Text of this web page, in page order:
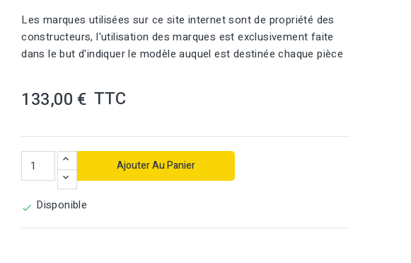
Les marques utilisées sur ce site internet sont de propriété des
constructeurs, l'utilisation des marques est exclusivement faite
dans le but d'indiquer le modèle auquel est destinée chaque pièce
133,00 € TTC
Ajouter Au Panier
 Disponible